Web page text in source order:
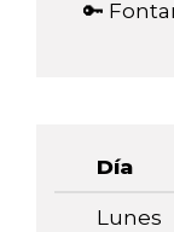
🔑
Día
Lunes